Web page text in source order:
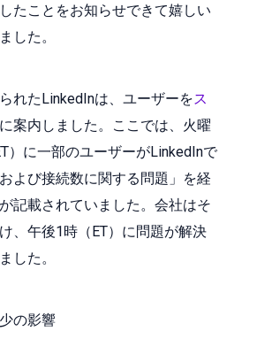
たことをお知らせできて嬉しい
した。
れたLinkedInは、ユーザーをス
に案内しました。ここでは、火曜
）に一部のユーザーがLinkedInで
よび接続数に関する問題」を経
記載されていました。会社はそ
、午後1時（ET）に問題が解決
した。
の影響